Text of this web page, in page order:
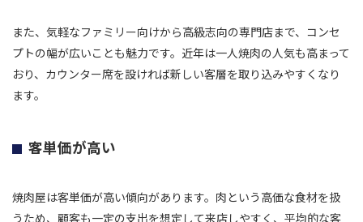
また、気軽なファミリー向けから高級志向の専門店まで、コンセ
プトの幅が広いことも魅力です。近年は一人焼肉の人気も高まって
おり、カウンター席を設ければ新しい客層を取り込みやすくなり
ます。
客単価が高い
焼肉屋は客単価が高い傾向があります。肉という高価な食材を扱
うため、顧客も一定の支出を想定して来店しやすく、平均的な客